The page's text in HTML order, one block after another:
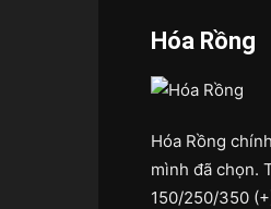
Hóa Rồng
Hóa Rồng
mình đã chọn.
150/250/350